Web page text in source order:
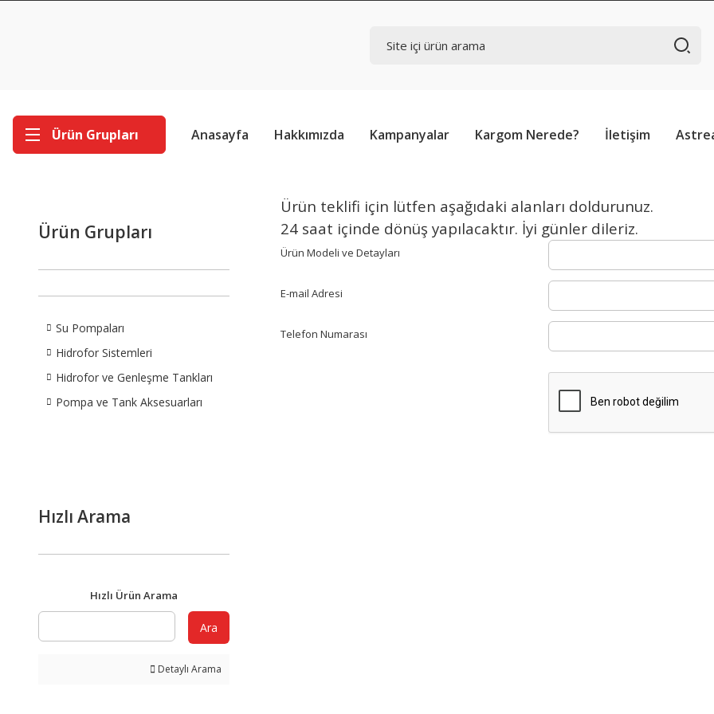
Ürün Grupları Anasayfa Hakkımızda Kampanyalar Kargom Nerede? İletişim
Ürün Grupları
Su Pompaları
Hidrofor Sistemleri
Hidrofor ve Genleşme Tankları
Pompa ve Tank Aksesuarları
Hızlı Arama
Hızlı Ürün Arama
Ara
Detaylı Arama
Ürün teklifi için lütfen aşağıdaki alanları doldurunuz.
24 saat içinde dönüş yapılacaktır. İyi günler dileriz.
Ürün Modeli ve Detayları
E-mail Adresi
Telefon Numarası